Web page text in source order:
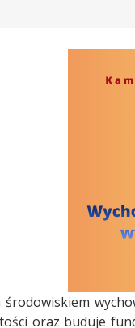
oraz buduje